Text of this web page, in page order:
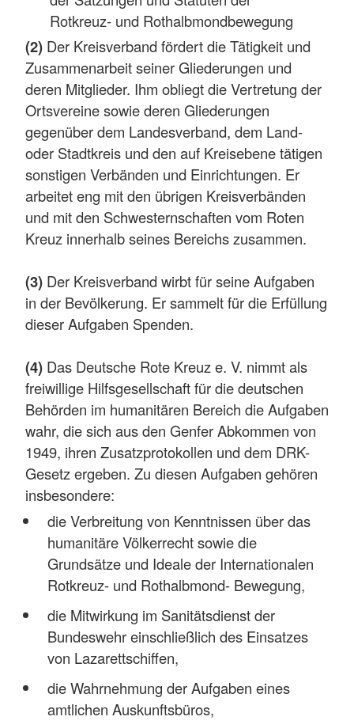
Rotkreuz- und Rothalbmondbewegung
(2) Der Kreisverband fördert die Tätigkeit und
Zusammenarbeit seiner Gliederungen und
deren Mitglieder. Ihm obliegt die Vertretung der
Ortsvereine sowie deren Gliederungen
gegenüber dem Landesverband, dem Land-
oder Stadtkreis und den auf Kreisebene tätigen
sonstigen Verbänden und Einrichtungen. Er
arbeitet eng mit den übrigen Kreisverbänden
und mit den Schwesternschaften vom Roten
Kreuz innerhalb seines Bereichs zusammen.
(3) Der Kreisverband wirbt für seine Aufgaben
in der Bevölkerung. Er sammelt für die Erfüllung
dieser Aufgaben Spenden.
(4) Das Deutsche Rote Kreuz e. V. nimmt als
freiwillige Hilfsgesellschaft für die deutschen
Behörden im humanitären Bereich die Aufgaben
wahr, die sich aus den Genfer Abkommen von
1949, ihren Zusatzprotokollen und dem DRK-
Gesetz ergeben. Zu diesen Aufgaben gehören
insbesondere:
die Verbreitung von Kenntnissen über das
humanitäre Völkerrecht sowie die
Grundsätze und Ideale der Internationalen
Rotkreuz- und Rothalbmond- Bewegung,
die Mitwirkung im Sanitätsdienst der
Bundeswehr einschließlich des Einsatzes
von Lazarettschiffen,
die Wahrnehmung der Aufgaben eines
amtlichen Auskunftsbüros,